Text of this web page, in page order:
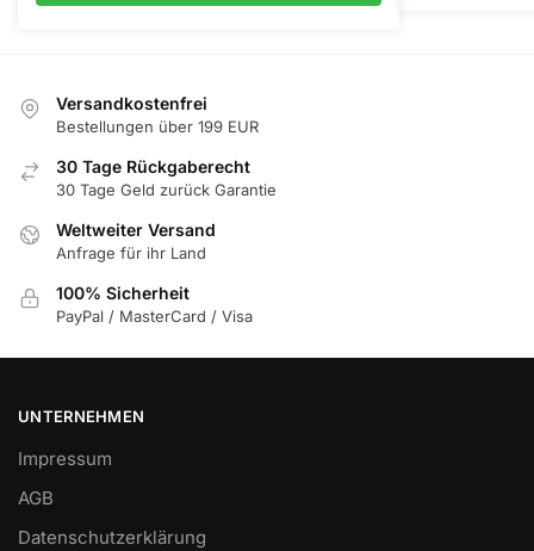
Versandkostenfrei
Bestellungen über 199 EUR
30 Tage Rückgaberecht
30 Tage Geld zurück Garantie
Weltweiter Versand
Anfrage für ihr Land
100% Sicherheit
PayPal / MasterCard / Visa
UNTERNEHMEN
Impressum
AGB
Datenschutzerklärung